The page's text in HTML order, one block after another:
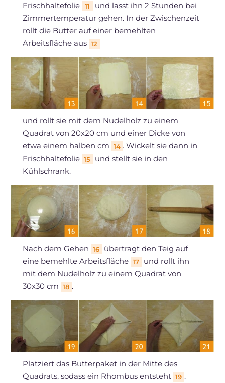
Frischhaltefolie
11
und lasst ihn 2 Stunden bei
Zimmertemperatur gehen. In der Zwischenzeit
rollt die Butter auf einer bemehlten
Arbeitsfläche aus 12
und rollt sie mit dem Nudelholz zu einem
Quadrat von 20x20 cm und einer Dicke von
etwa einem halben cm 14 . Wickelt sie dann in
Frischhaltefolie 15
und stellt sie in den
Kühlschrank.
Nach dem Gehen 16
übertragt den Teig auf
eine bemehlte Arbeitsfläche 17
und rollt ihn
mit dem Nudelholz zu einem Quadrat von
30x30 cm 18 .
Platziert das Butterpaket in der Mitte des
Quadrats, sodass ein Rhombus entsteht 19 .